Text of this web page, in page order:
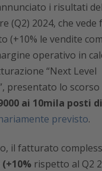
i risultati
(Q2) 2024, che
(+10% le vendite
operativo in
“Next Level
presentato lo scorso
ai 10mila posti
previsto.
il fatturato
rispetto al Q2